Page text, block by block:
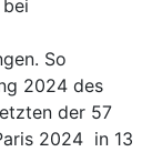
So
2024 des
der 57
2024 in 13